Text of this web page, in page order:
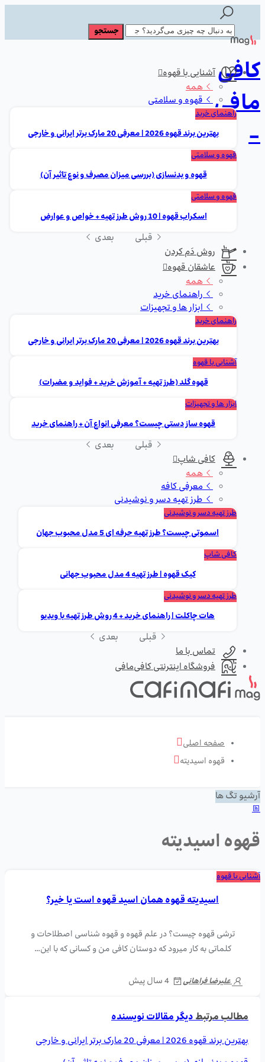
کافی
مافی
-
آشنایی با قهوه
همه
قهوه و سلامتی
راهنمای خرید
بهترین برند قهوه 2026 | معرفی 20 مارک برتر ایرانی و خارجی
قهوه و سلامتی
قهوه و بدنسازی (بررسی میزان مصرف و نوع تاثیر آن)
قهوه و سلامتی
اسکراب قهوه | 10 روش طرز تهیه + خواص و عوارض
قبلی
بعدی
روش دَم کردن
عاشقان قهوه
همه
راهنمای خرید
ابزار ها و تجهیزات
راهنمای خرید
بهترین برند قهوه 2026 | معرفی 20 مارک برتر ایرانی و خارجی
آشنایی با قهوه
قهوه گلد (طرز تهیه + آموزش خرید + فواید و مضرات)
ابزار ها و تجهیزات
قهوه ساز دستی چیست؟ معرفی انواع آن + راهنمای خرید
قبلی
بعدی
کافی شاپ
همه
معرفی کافه
طرز تهیه دسر و نوشیدنی
طرز تهیه دسر و نوشیدنی
اسموتی چیست؟ طرز تهیه حرفه ای 5 مدل محبوب جهان
کافی شاپ
کیک قهوه | طرز تهیه 4 مدل محبوب جهانی
طرز تهیه دسر و نوشیدنی
هات چاکلت | راهنمای خرید + 4 روش طرز تهیه با ویدیو
قبلی
بعدی
تماس با ما
فروشگاه اینترنتی کافی‌مافی
صفحه اصلی
قهوه اسیدیته
آرشیو تگ ها
قهوه اسیدیته
آشنایی با قهوه
اسیدیته قهوه همان اسید قهوه است یا خیر؟
ترشی قهوه چیست؟ در علم قهوه و قهوه شناسی اصطلاحات و
کلماتی به کار میرود که دوستان کافی من و کسانی که با این…
علیرضا فراهانی 4 سال پیش
مطالب مرتبطدیگر مقالات نویسنده
بهترین برند قهوه 2026 | معرفی 20 مارک برتر ایرانی و خارجی